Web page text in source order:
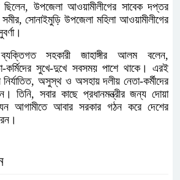
উপজেলা আওয়ামীলীগের সাবেক দপ্তর
সোনাইমুড়ি উপজেলা মহিলা আওয়ামীলীগের
সহকারী জাহাঙ্গীর আলম বলেন,
কর্মিদের সুখে-দুখে সবসময় পাশে থাকে। এরই
নির্যাতিত, অসুস্থ ও অসহায় দলীয় নেতা-কর্মীদের
তিনি, সবার কাছে প্রধানমন্ত্রীর জন্য দোয়া
আগামীতে আবার সরকার গঠন করে দেশের